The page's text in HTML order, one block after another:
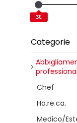
Damasco
Fango
Gessato
Giallo
Grigio
Icon
Jeans
Lilla
Lincoln
3€
Categorie
Chef
Ho.re.ca.
Medico/